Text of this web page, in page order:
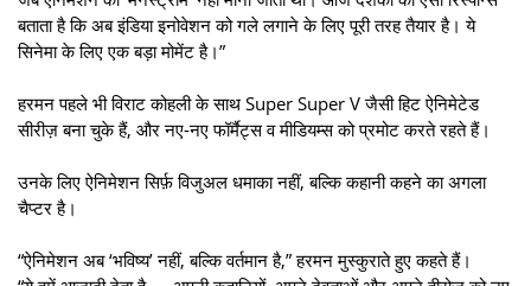
बताता है कि अब इंडिया इनोवेशन को गले लगाने के लिए पूरी तरह तैयार है। ये
सिनेमा के लिए एक बड़ा मोमेंट है।”
हरमन पहले भी विराट कोहली के साथ Super Super V जैसी हिट ऐनिमेटेड
सीरीज़ बना चुके हैं, और नए-नए फॉर्मैट्स व मीडियम्स को प्रमोट करते रहते हैं।
उनके लिए ऐनिमेशन सिर्फ़ विजुअल धमाका नहीं, बल्कि कहानी कहने का अगला
चैप्टर है।
“ऐनिमेशन अब ‘भविष्य’ नहीं, बल्कि वर्तमान है,” हरमन मुस्कुराते हुए कहते हैं।